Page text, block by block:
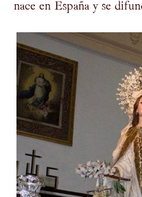
nace en España y se